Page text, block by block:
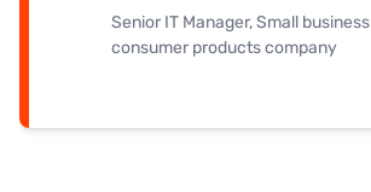
Senior IT Manager, Small business
consumer products company